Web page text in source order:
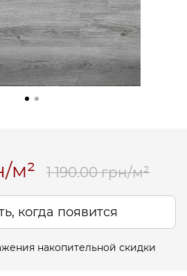
м² 1 190.00 грн/м²
когда появится
накопительной скидки